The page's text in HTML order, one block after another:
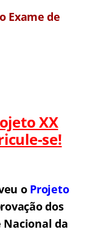
Exame de
XX
se!
o Projeto
dos
Nacional da